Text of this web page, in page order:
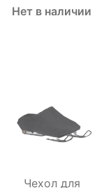
Нет в наличии
Чехол для